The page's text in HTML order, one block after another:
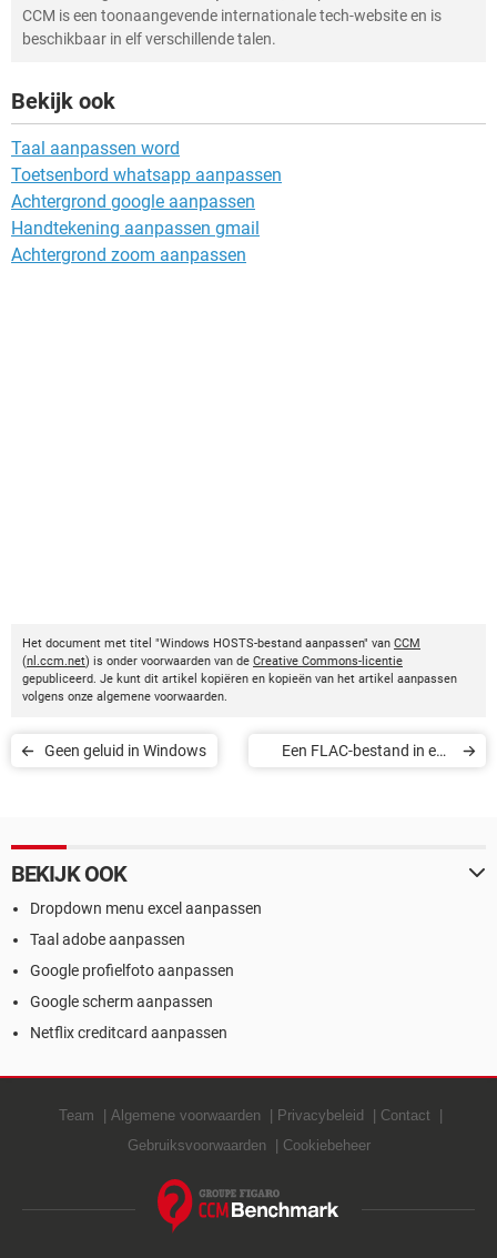
CCM is een toonaangevende internationale tech-website en is
beschikbaar in elf verschillende talen.
Bekijk ook
Taal aanpassen word
Toetsenbord whatsapp aanpassen
Achtergrond google aanpassen
Handtekening aanpassen gmail
Achtergrond zoom aanpassen
Het document met titel "Windows HOSTS-bestand aanpassen" van CCM
(nl.ccm.net) is onder voorwaarden van de Creative Commons-licentie
gepubliceerd. Je kunt dit artikel kopiëren en kopieën van het artikel aanpassen
volgens onze algemene voorwaarden.
Geen geluid in Windows
Een FLAC-bestand in een
BEKIJK OOK
Dropdown menu excel aanpassen
Taal adobe aanpassen
Google profielfoto aanpassen
Google scherm aanpassen
Netflix creditcard aanpassen
Team Algemene voorwaarden Privacybeleid
Contact
Gebruiksvoorwaarden
Cookiebeheer